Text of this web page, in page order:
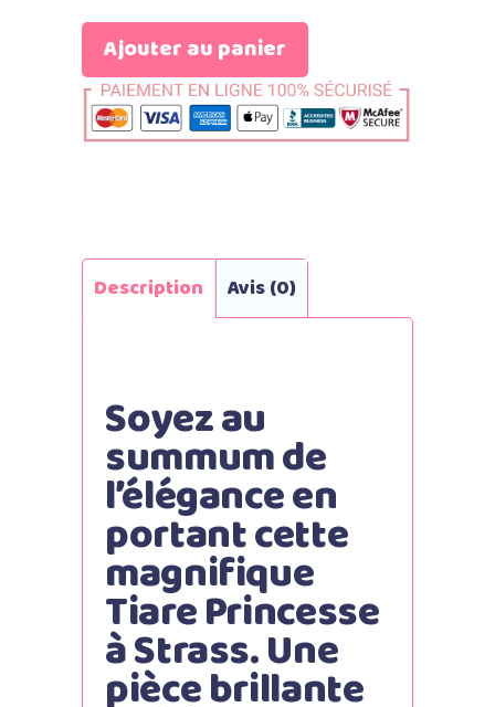
Ajouter au panier
Description Avis (0)
Soyez au
summum de
l’élégance en
portant cette
magnifique
Tiare Princesse
à Strass. Une
pièce brillante